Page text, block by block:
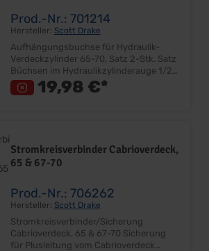
Prod.-Nr.: 701214
Hersteller: Scott Drake
Aufhängungsbuchse für Hydraulik-
Verdeckzylinder 65-70, Satz 2-Stk. Satz
Büchsen im Hydraulikzylinderauge 1/2"
x 3/8 " (12,7 x 9,5 mm) Ersetzt
Originalteil Sehr gute Qualität19,98 €*
Stromkreisverbinder Cabrioverdeck,
65 & 67-70
Prod.-Nr.: 706262
Hersteller: Scott Drake
Stromkreisverbinder/Sicherung
Cabrioverdeck, 65 & 67-70 Sicherung
für Plusleitung vom Cabrioverdeck